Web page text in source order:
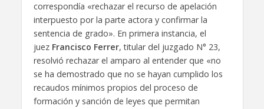
correspondía «rechazar el recurso de apelación
interpuesto por la parte actora y confirmar la
sentencia de grado». En primera instancia, el
juez Francisco Ferrer, titular del juzgado N° 23,
resolvió rechazar el amparo al entender que «no
se ha demostrado que no se hayan cumplido los
recaudos mínimos propios del proceso de
formación y sanción de leyes que permitan